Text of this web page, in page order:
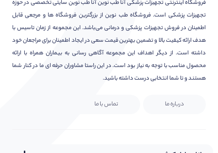
فروشگاه اینترنتی تجهیزات پزشکی آنا طب نوین آنا طب نوین سایتی تخصصی در حوزه
تجهیزات پزشکی است. فروشگاه طب نوین از بزرگترین فروشگاه ها و مرجعی قابل
اطمینان در فروش تجهیزات پزشکی و درمانی می‌باشد. این مجموعه از زمان تاسیس با
هدف ارائه کیفیت بالا و تضمین بهترین قیمت سعی در ایجاد اطمینان برای مراجعان خود
داشته است. از دیگر اهداف این مجموعه آگاهی رسانی به بیماران همراه با ارائه
محصول مناسب با توجه به نیاز بود است. در این راستا مشاوران حرفه ای ما در کنار شما
هستند و تا شما انتخابی درست داشته باشید.
درباره ما تماس با ما